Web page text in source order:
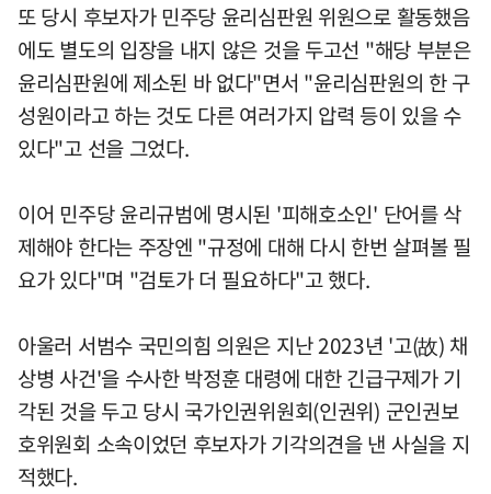
또 당시 후보자가 민주당 윤리심판원 위원으로 활동했음
에도 별도의 입장을 내지 않은 것을 두고선 "해당 부분은
윤리심판원에 제소된 바 없다"면서 "윤리심판원의 한 구
성원이라고 하는 것도 다른 여러가지 압력 등이 있을 수
있다"고 선을 그었다.
이어 민주당 윤리규범에 명시된 '피해호소인' 단어를 삭
제해야 한다는 주장엔 "규정에 대해 다시 한번 살펴볼 필
요가 있다"며 "검토가 더 필요하다"고 했다.
아울러 서범수 국민의힘 의원은 지난 2023년 '고(故) 채
상병 사건'을 수사한 박정훈 대령에 대한 긴급구제가 기
각된 것을 두고 당시 국가인권위원회(인권위) 군인권보
호위원회 소속이었던 후보자가 기각의견을 낸 사실을 지
적했다.